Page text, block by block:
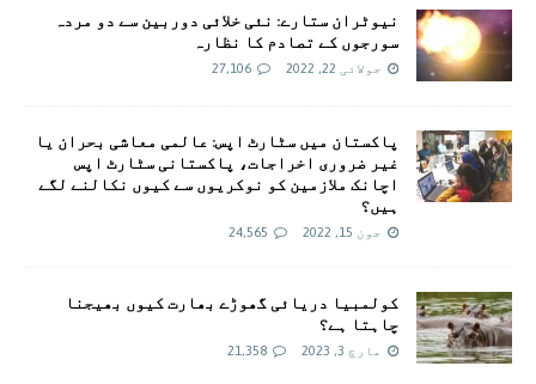
نیوٹران ستارے: نئی خلائی دوربین سے دو مردہ
سورجوں کے تصادم کا نظارہ
جولائی 22, 2022 27,106
پاکستان میں سٹارٹ اپس: عالمی معاشی بحران یا
غیر ضروری اخراجات، پاکستانی سٹارٹ اپس
اچانک ملازمین کو نوکریوں سے کیوں نکالنے لگے
ہیں؟
جون 15, 2022 24,565
کولمبیا دریائی گھوڑے بھارت کیوں بھیجنا
چاہتا ہے؟
مارچ 3, 2023 21,358